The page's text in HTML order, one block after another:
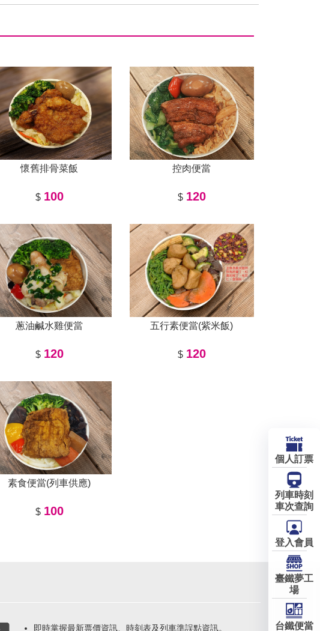
懷舊排骨菜飯
$ 100
控肉便當
$ 120
蔥油鹹水雞便當
$ 120
五行素便當(紫米飯)
$ 120
素食便當(列車供應)
$ 100
即時掌握最新票價資訊、時刻表及列車準誤點資訊。
個人訂票
列車時刻
車次查詢
登入會員
臺鐵夢工
場
台鐵便當